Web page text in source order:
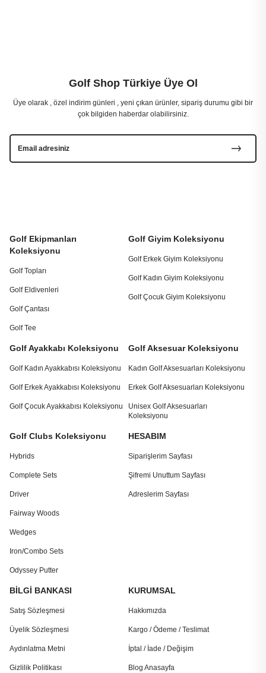
Golf Ekipmanları
Koleksiyonu
Golf Topları
Golf Eldivenleri
Golf Çantası
Golf Tee
Golf Giyim Koleksiyonu
Golf Erkek Giyim Koleksiyonu
Golf Kadın Giyim Koleksiyonu
Golf Çocuk Giyim Koleksiyonu
Golf Ayakkabı Koleksiyonu
Golf Kadın Ayakkabısı Koleksiyonu
Golf Erkek Ayakkabısı Koleksiyonu
Golf Çocuk Ayakkabısı Koleksiyonu
Golf Aksesuar Koleksiyonu
Kadın Golf Aksesuarları Koleksiyonu
Erkek Golf Aksesuarları Koleksiyonu
Unisex Golf Aksesuarları
Koleksiyonu
Golf Clubs Koleksiyonu
Hybrids
Complete Sets
Driver
Fairway Woods
Wedges
Iron/Combo Sets
Odyssey Putter
HESABIM
Siparişlerim Sayfası
Şifremi Unuttum Sayfası
Adreslerim Sayfası
BİLGİ BANKASI
Satış Sözleşmesi
Üyelik Sözleşmesi
Aydınlatma Metni
Gizlilik Politikası
KURUMSAL
Hakkımızda
Kargo / Ödeme / Teslimat
İptal / İade / Değişim
Blog Anasayfa
Golf Shop Türkiye Üye Ol
Üye olarak , özel indirim günleri , yeni çıkan ürünler, sipariş durumu gibi bir
çok bilgiden haberdar olabilirsiniz.